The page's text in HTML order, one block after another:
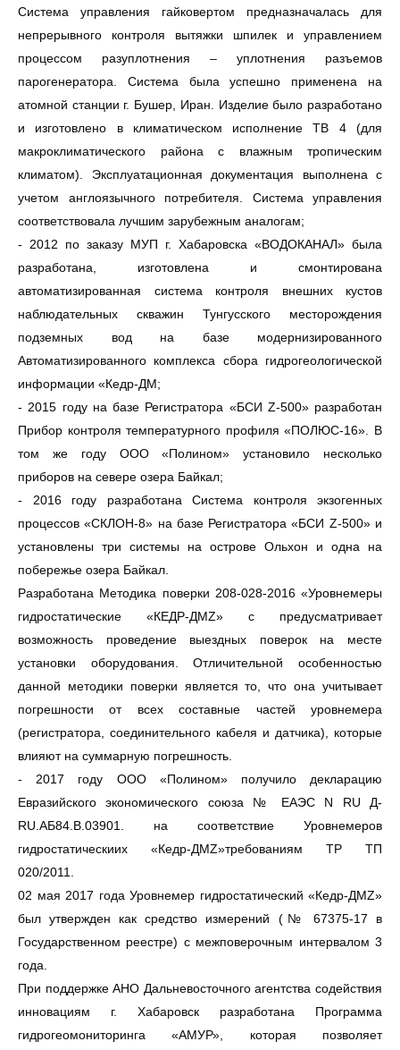
Система управления гайковертом предназначалась для
непрерывного контроля вытяжки шпилек и управлением
процессом разуплотнения – уплотнения разъемов
парогенератора. Система была успешно применена на
атомной станции г. Бушер, Иран. Изделие было разработано
и изготовлено в климатическом исполнение ТВ 4 (для
макроклиматического района с влажным тропическим
климатом). Эксплуатационная документация выполнена с
учетом англоязычного потребителя. Система управления
соответствовала лучшим зарубежным аналогам;
- 2012 по заказу МУП г. Хабаровска «ВОДОКАНАЛ» была
разработана, изготовлена и смонтирована
автоматизированная система контроля внешних кустов
наблюдательных скважин Тунгусского месторождения
подземных вод на базе модернизированного
Автоматизированного комплекса сбора гидрогеологической
информации «Кедр-ДМ;
- 2015 году на базе Регистратора «БСИ Z-500» разработан
Прибор контроля температурного профиля «ПОЛЮС-16». В
том же году ООО «Полином» установило несколько
приборов на севере озера Байкал;
- 2016 году разработана Система контроля экзогенных
процессов «СКЛОН-8» на базе Регистратора «БСИ Z-500» и
установлены три системы на острове Ольхон и одна на
побережье озера Байкал.
Разработана Методика поверки 208-028-2016 «Уровнемеры
гидростатические «КЕДР-ДМZ» с предусматривает
возможность проведение выездных поверок на месте
установки оборудования. Отличительной особенностью
данной методики поверки является то, что она учитывает
погрешности от всех составные частей уровнемера
(регистратора, соединительного кабеля и датчика), которые
влияют на суммарную погрешность.
- 2017 году ООО «Полином» получило декларацию
Евразийского экономического союза № ЕАЭС N RU Д-
RU.АБ84.В.03901. на соответствие Уровнемеров
гидростатическиих «Кедр-ДМZ»требованиям ТР ТП
020/2011.
02 мая 2017 года Уровнемер гидростатический «Кедр-ДМZ»
был утвержден как средство измерений (№ 67375-17 в
Государственном реестре) с межповерочным интервалом 3
года.
При поддержке АНО Дальневосточного агентства содействия
инновациям г. Хабаровск разработанa Программа
гидрогеомониторинга «АМУР», которая позволяет